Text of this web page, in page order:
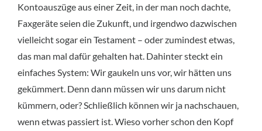
Kontoauszüge aus einer Zeit, in der man noch dachte,
Faxgeräte seien die Zukunft, und irgendwo dazwischen
vielleicht sogar ein Testament – oder zumindest etwas,
das man mal dafür gehalten hat. Dahinter steckt ein
einfaches System: Wir gaukeln uns vor, wir hätten uns
gekümmert. Denn dann müssen wir uns darum nicht
kümmern, oder? Schließlich können wir ja nachschauen,
wenn etwas passiert ist. Wieso vorher schon den Kopf